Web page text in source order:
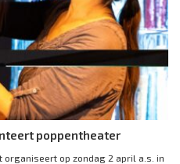
poppentheater
organiseert op zondag 2 april a.s. in